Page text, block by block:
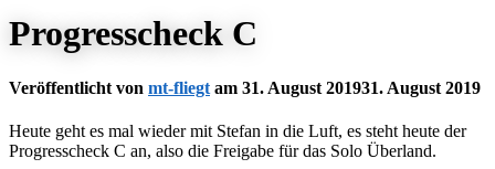
Progresscheck C
Veröffentlicht von mt-fliegt am 31. August 201931. August 2019
Heute geht es mal wieder mit Stefan in die Luft, es steht heute der
Progresscheck C an, also die Freigabe für das Solo Überland.